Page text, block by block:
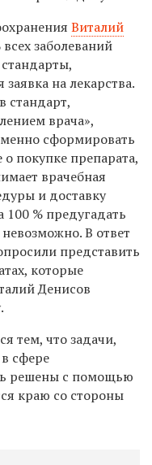
Виталий
заболеваний
на лекарства.
стандарт,
врача»,
сформировать
о покупке препарата,
врачебная
и доставку
% предугадать
В ответ
представить
которые
Денисов
тем, что задачи,
сфере
решены с помощью
краю со стороны